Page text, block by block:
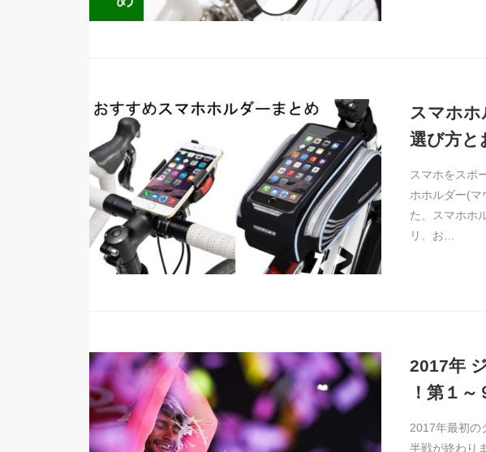
スマホ
選び方と
スマホをスポ
ホホルダー(マ
た、スマホホ
リ、お…
2017年
！第１
2017年最初の
半戦が終わり